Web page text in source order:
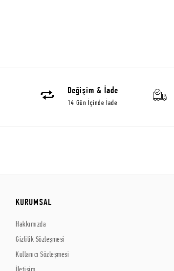
Değişim & İade
14 Gün İçinde İade
KURUMSAL
Hakkımızda
Gizlilik Sözleşmesi
Kullanıcı Sözleşmesi